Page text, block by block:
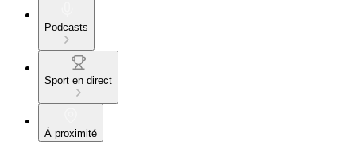
Podcasts
Sport en direct
À proximité